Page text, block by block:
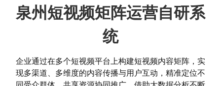
泉州短视频矩阵运营自研系
统
企业通过在多个短视频平台上构建短视频内容矩阵，实
现多渠道、多维度的内容传播与用户互动，精准定位不